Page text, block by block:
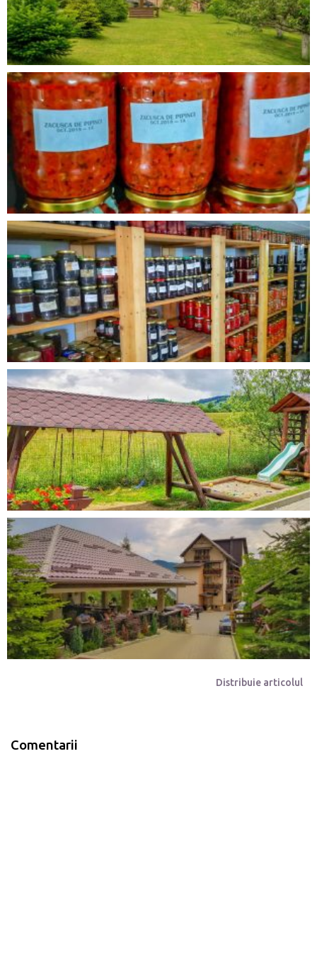
Distribuie articolul
Comentarii